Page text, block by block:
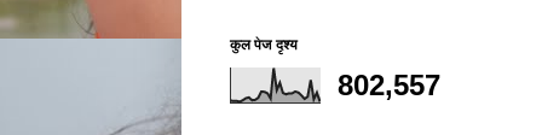
कुल पेज दृश्य
802,557